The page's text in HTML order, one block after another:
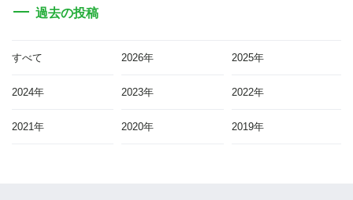
過去の投稿
すべて 2026年 2025年
2024年 2023年 2022年
2021年 2020年 2019年